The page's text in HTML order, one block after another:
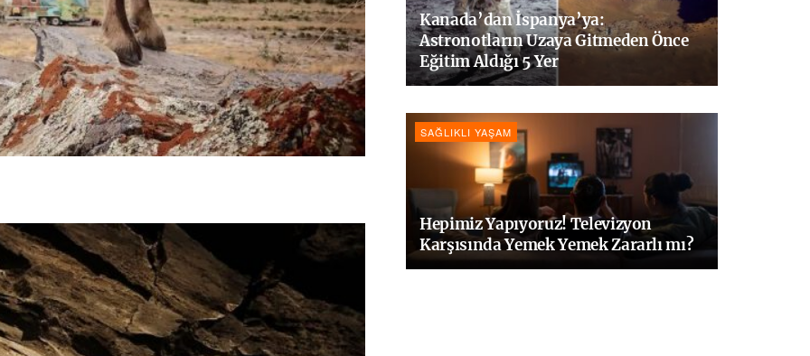
Kanada’dan İspanya’ya:
Astronotların Uzaya Gitmeden Önce
Eğitim Aldığı 5 Yer
SAĞLIKLI YAŞAM
Hepimiz Yapıyoruz! Televizyon
Karşısında Yemek Yemek Zararlı mı?